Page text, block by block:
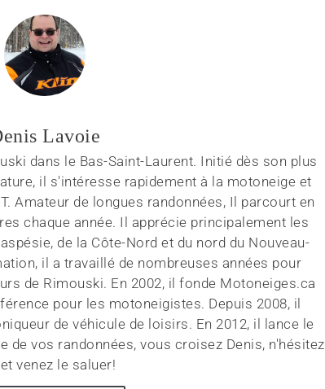
Lavoie
dans le Bas-Saint-Laurent. Initié dès son plus
il s'intéresse rapidement à la motoneige et
Amateur de longues randonnées, Il parcourt en
chaque année. Il apprécie principalement les
de la Côte-Nord et du nord du Nouveau-
il a travaillé de nombreuses années pour
de Rimouski. En 2002, il fonde Motoneiges.ca
pour les motoneigistes. Depuis 2008, il
de véhicule de loisirs. En 2012, il lance le
de vos randonnées, vous croisez Denis, n'hésitez
venez le saluer!